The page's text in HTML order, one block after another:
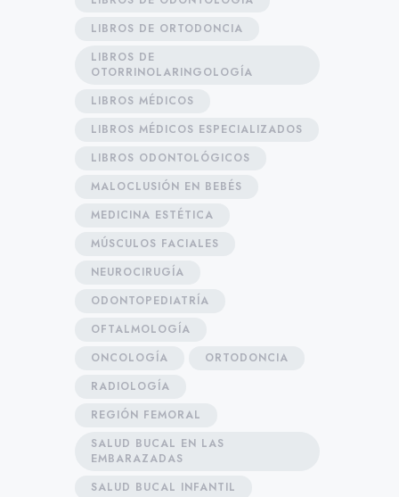
LIBROS DE ORTODONCIA
LIBROS DE
OTORRINOLARINGOLOGÍA
LIBROS MÉDICOS
LIBROS MÉDICOS ESPECIALIZADOS
LIBROS ODONTOLÓGICOS
MALOCLUSIÓN EN BEBÉS
MEDICINA ESTÉTICA
MÚSCULOS FACIALES
NEUROCIRUGÍA
ODONTOPEDIATRÍA
OFTALMOLOGÍA
ONCOLOGÍA
ORTODONCIA
RADIOLOGÍA
REGIÓN FEMORAL
SALUD BUCAL EN LAS
EMBARAZADAS
SALUD BUCAL INFANTIL